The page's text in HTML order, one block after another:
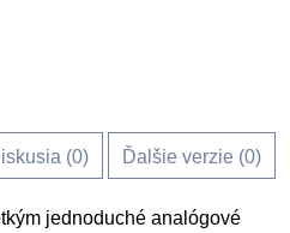
(0) Ďalšie verzie (0)
jednoduché analógové